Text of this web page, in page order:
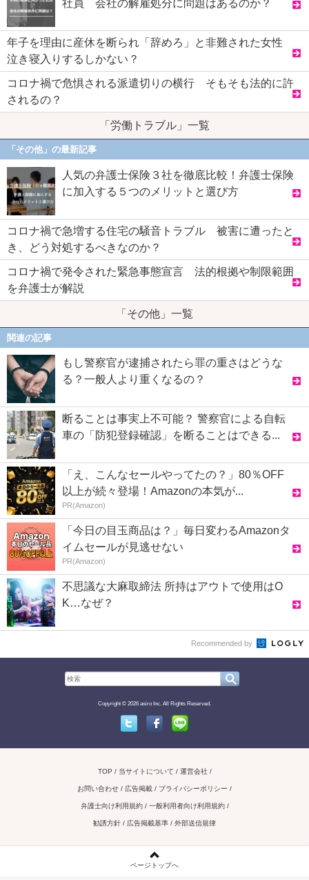
社員 会社の解雇処分に問題はあるのか？
年子を理由に産休を断られ「辞めろ」と非難された女性
泣き寝入りするしかない？
コロナ禍で危惧される派遣切りの横行 そもそも法的に許
されるの？
「労働トラブル」一覧
「その他」の最新記事
人気の弁護士保険３社を徹底比較！弁護士保険
に加入する５つのメリットと選び方
コロナ禍で急増する住宅の騒音トラブル 被害に遭ったと
き、どう対処するべきなのか？
コロナ禍で発令された緊急事態宣言 法的根拠や制限範囲
を弁護士が解説
「その他」一覧
関連の記事
もし警察官が逮捕されたら罪の重さはどうな
る？一般人より重くなるの？
断ることは事実上不可能？ 警察官による自転
車の「防犯登録確認」を断ることはできる...
「え、こんなセールやってたの？」80％OFF
以上が続々登場！Amazonの本気が...
PR(Amazon)
「今日の目玉商品は？」毎日変わるAmazonタ
イムセールが見逃せない
PR(Amazon)
不思議な大麻取締法 所持はアウトで使用はO
K…なぜ？
Recommended by
Copyright © 2026 asiro Inc. All Rights Reserved.
TOP 当サイトについて 運営会社
お問い合わせ / 広告掲載 プライバシーポリシー
弁護士向け利用規約 一般利用者向け利用規約
勧誘方針 広告掲載基準 外部送信規律
ページトップへ